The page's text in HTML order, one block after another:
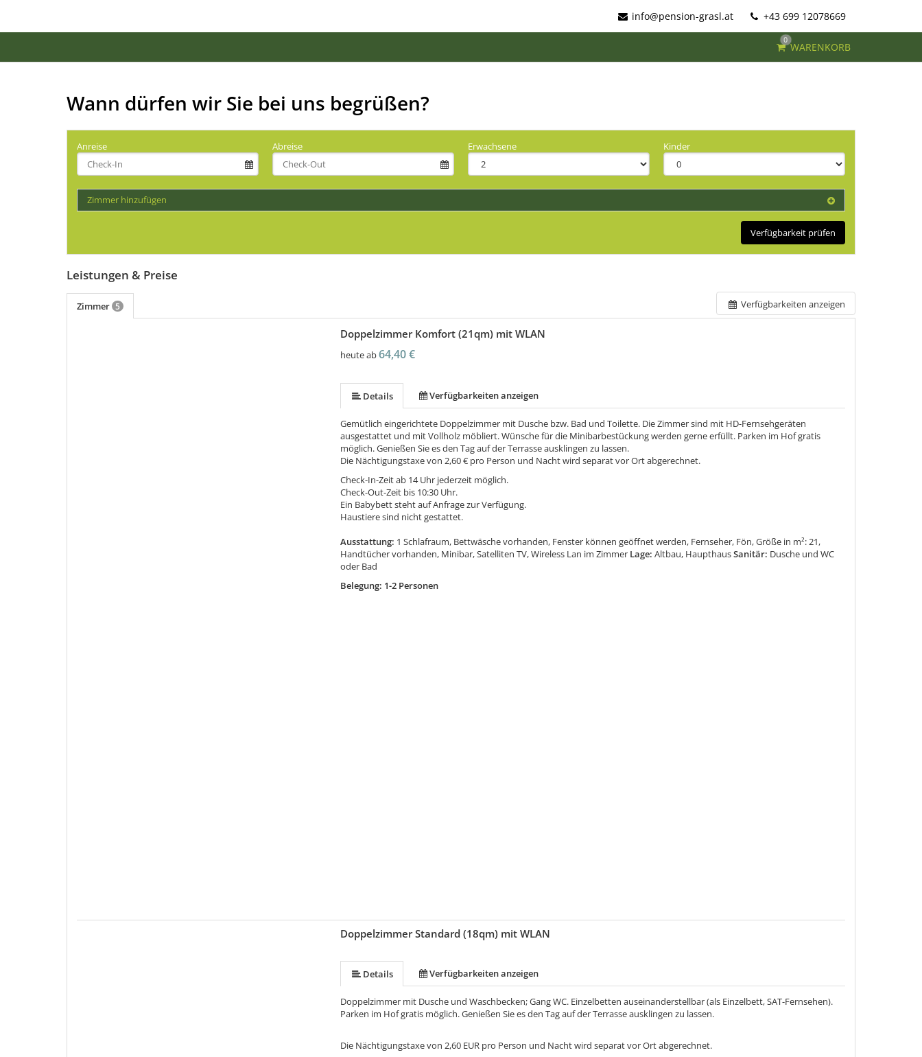
info@pension-grasl.at +43 699 12078669
0
WARENKORB
Wann dürfen wir Sie bei uns begrüßen?
Anreise Abreise Erwachsene Kinder
Zimmer hinzufügen
Verfügbarkeit prüfen
Verfügbarkeiten anzeigen
Leistungen & Preise
Zimmer 5
Doppelzimmer Komfort (21qm) mit WLAN
heute ab64,40 €
Details Verfügbarkeiten anzeigen
Gemütlich eingerichtete Doppelzimmer mit Dusche bzw. Bad und Toilette. Die Zimmer sind mit HD-Fernsehgeräten
ausgestattet und mit Vollholz möbliert. Wünsche für die Minibarbestückung werden gerne erfüllt. Parken im Hof gratis
möglich. Genießen Sie es den Tag auf der Terrasse ausklingen zu lassen.
Die Nächtigungstaxe von 2,60 € pro Person und Nacht wird separat vor Ort abgerechnet.
Check-In-Zeit ab 14 Uhr jederzeit möglich.
Check-Out-Zeit bis 10:30 Uhr.
Ein Babybett steht auf Anfrage zur Verfügung.
Haustiere sind nicht gestattet.
Ausstattung: 1 Schlafraum, Bettwäsche vorhanden, Fenster können geöffnet werden, Fernseher, Fön, Größe in m²: 21,
Handtücher vorhanden, Minibar, Satelliten TV, Wireless Lan im ZimmerLage: Altbau, HaupthausSanitär: Dusche und WC
oder Bad
Belegung: 1-2 Personen
Doppelzimmer Standard (18qm) mit WLAN
Details Verfügbarkeiten anzeigen
Doppelzimmer mit Dusche und Waschbecken; Gang WC. Einzelbetten auseinanderstellbar (als Einzelbett, SAT-Fernsehen).
Parken im Hof gratis möglich. Genießen Sie es den Tag auf der Terrasse ausklingen zu lassen.
Die Nächtigungstaxe von 2,60 EUR pro Person und Nacht wird separat vor Ort abgerechnet.